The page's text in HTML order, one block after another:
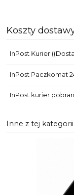
Koszty
InPost Kurier
InPost Paczkomat
InPost kurier
Inne z tej kategorii